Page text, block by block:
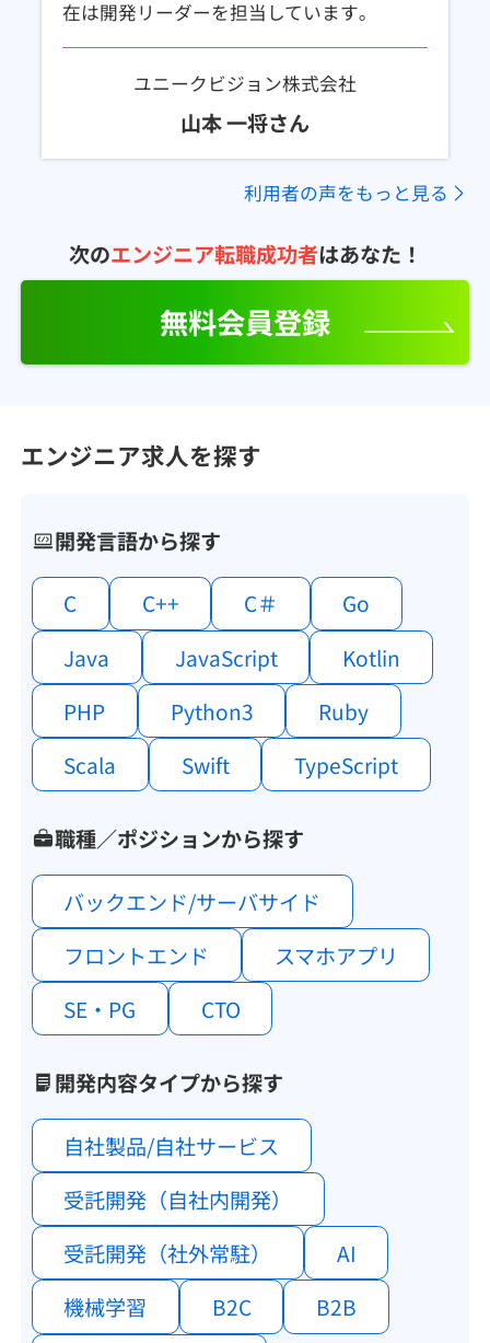
在は開発リーダーを担当しています｡
ユニークビジョン株式会社
山本 一将さん
利用者の声をもっと見る
次のエンジニア転職成功者はあなた！
無料会員登録
エンジニア求人を探す
開発言語から探す
C C++ C＃
Go
Java
JavaScript
Kotlin
PHP
Python3
Ruby
Scala
Swift TypeScript
職種／ポジションから探す
バックエンド/サーバサイド
フロントエンド
スマホアプリ
SE・PG
CTO
開発内容タイプから探す
自社製品/自社サービス
受託開発（自社内開発）
受託開発（社外常駐）
AI
機械学習
B2C
B2B